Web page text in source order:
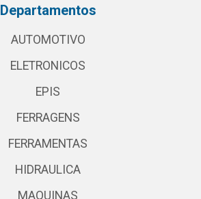
Departamentos
AUTOMOTIVO
ELETRONICOS
EPIS
FERRAGENS
FERRAMENTAS
HIDRAULICA
MAQUINAS